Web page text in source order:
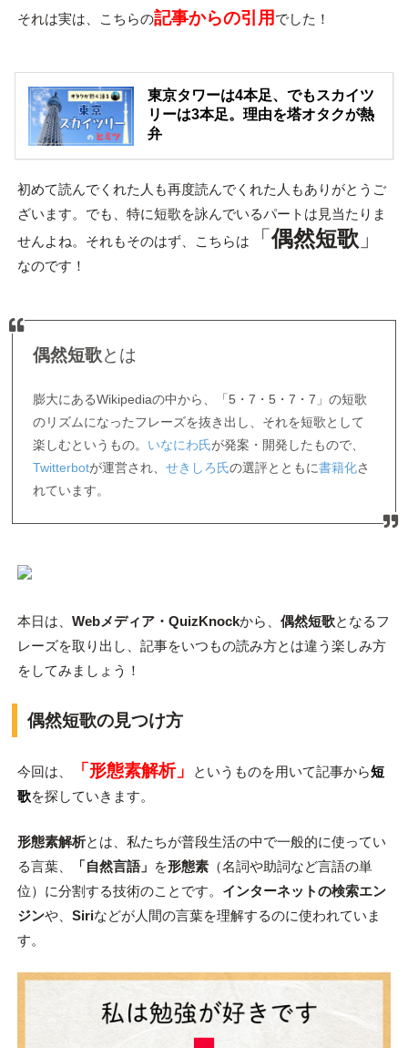
それは実は、こちらの記事からの引用 でした！
東京タワーは4本足、でもスカイツ
リーは3本足。理由を塔オタクが熱
弁
初めて読んでくれた人も再度読んでくれた人もありがとうご
ざいます。でも、特に短歌を詠んでいるパートは見当たりま
せんよね。それもそのはず、こちらは
「偶然短歌」
なのです！
偶然短歌とは
膨大にあるWikipediaの中から、「5・7・5・7・7」の短歌
のリズムになったフレーズを抜き出し、それを短歌として
楽しむというもの。 いなにわ氏が発案・開発したもので、
Twitterbotが運営され、せきしろ氏の選評とともに書籍化さ
れています。
本日は、 Webメディア・QuizKnockから、 偶然短歌となるフ
レーズを取り出し、記事をいつもの読み方とは違う楽しみ方
をしてみましょう！
偶然短歌の見つけ方
今回は、 「形態素解析」 というものを用いて記事から短
歌を探していきます。
形態素解析とは、私たちが普段生活の中で一般的に使ってい
る言葉、
「自然言語」 を形態素（名詞や助詞など言語の単
位）に分割する技術のことです。 インターネットの検索エン
ジンや、 Siriなどが人間の言葉を理解するのに使われていま
す。